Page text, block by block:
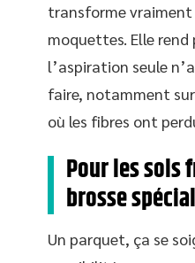
transforme
moquettes. Elle rend
l’aspiration seule
faire, notamment
où les fibres ont
Pour les sols
brosse
Un parquet, ça se